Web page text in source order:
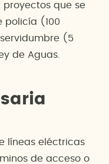
proyectos que se
policía (100
(5
de Aguas.
líneas eléctricas
de acceso o